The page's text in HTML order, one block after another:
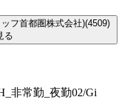
フ首都圏株式会社)(4509)
る
非常勤_夜勤02/Gi